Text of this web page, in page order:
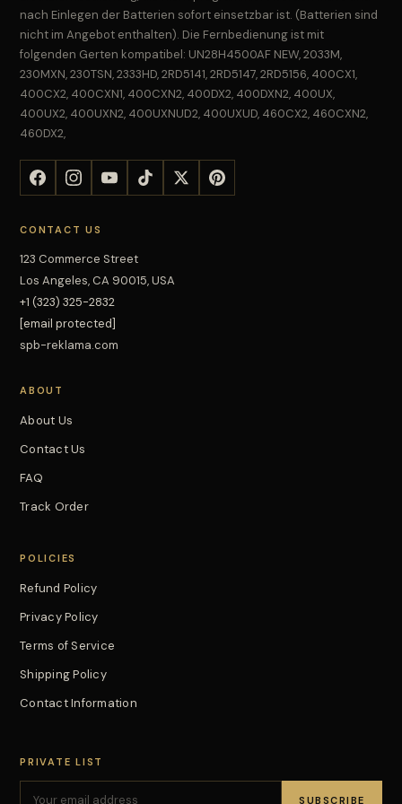
nach Einlegen der Batterien sofort einsetzbar ist. (Batterien sind
nicht im Angebot enthalten). Die Fernbedienung ist mit
folgenden Gerten kompatibel: UN28H4500AF NEW, 2033M,
230MXN, 230TSN, 2333HD, 2RD5141, 2RD5147, 2RD5156, 400CX1,
400CX2, 400CXN1, 400CXN2, 400DX2, 400DXN2, 400UX,
400UX2, 400UXN2, 400UXNUD2, 400UXUD, 460CX2, 460CXN2,
460DX2,
CONTACT US
123 Commerce Street
Los Angeles, CA 90015, USA
+1 (323) 325-2832
[email protected]
spb-reklama.com
ABOUT
About Us
Contact Us
FAQ
Track Order
POLICIES
Refund Policy
Privacy Policy
Terms of Service
Shipping Policy
Contact Information
PRIVATE LIST
SUBSCRIBE